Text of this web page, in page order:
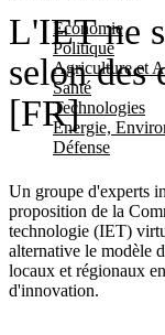
Economie
Politique
Agriculture et
Santé
Technologies
Energie,
Défense
L'IET ne
selon des
[FR]
Un groupe d'experts
proposition de la
technologie (IET)
alternative le modèle
locaux et régionaux
d'innovation.